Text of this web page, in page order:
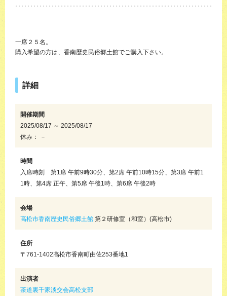
一席２５名。
購入希望の方は、香南歴史民俗郷土館でご購入下さい。
詳細
開催期間
2025/08/17 ～ 2025/08/17
休み： －
時間
入席時刻 第1席 午前9時30分、第2席 午前10時15分、第3席 午前1
1時、第4席 正午、第5席 午後1時、第6席 午後2時
会場
高松市香南歴史民俗郷土館 第２研修室（和室）(高松市)
住所
〒761-1402高松市香南町由佐253番地1
出演者
茶道裏千家淡交会高松支部